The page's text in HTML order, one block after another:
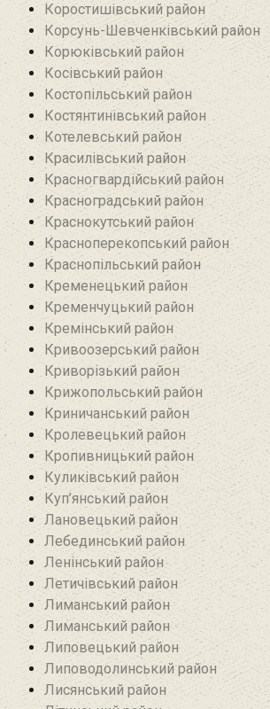
Коростишівський район‎
Корсунь-Шевченківський район
Корюківський район
Косівський район
Костопільський район
Костянтинівський район‎
Котелевський район
Красилівський район
Красногвардійський район
Красноградський район
Краснокутський район
Красноперекопський район
Краснопільський район
Кременецький район
Кременчуцький район
Кремінський район‎
Кривоозерський район‎
Криворізький район
Крижопольський район
Криничанський район
Кролевецький район‎
Кропивницький район
Куликівський район
Куп’янський район
Лановецький район
Лебединський район
Ленінський район
Летичівський район
Лиманський район
Лиманський район
Липовецький район
Липоводолинський район
Лисянський район